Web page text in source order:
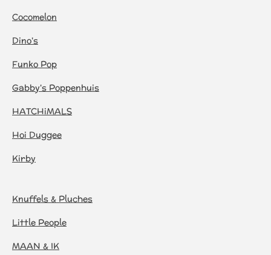
Cocomelon
Dino's
Funko Pop
Gabby's Poppenhuis
HATCHiMALS
Hoi Duggee
Kirby
Knuffels & Pluches
Little People
MAAN & IK